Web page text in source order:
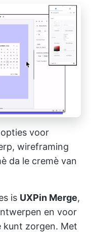
voor
wireframing
da le cremè van
is UXPin Merge,
en voor
kunt zorgen. Met